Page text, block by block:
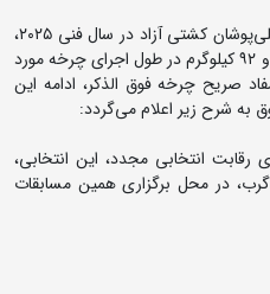
مقدمه: با استناد به چرخه‌ی انتخاب ملی‌پوشان کشتی آزاد در سال فنی ۲۰۲۵،
عملکرد کشتی‌گیران اوزان ۶۱، ۶۵ و ۷۰ و ۹۲ کیلوگرم در طول اجرای چرخه مورد
صریح چرخه فوق الذکر، ادامه این
به شرح زیر اعلام می‌گردد:
انتخابی مجدد، این انتخابی،
در محل برگزاری همین مسابقات